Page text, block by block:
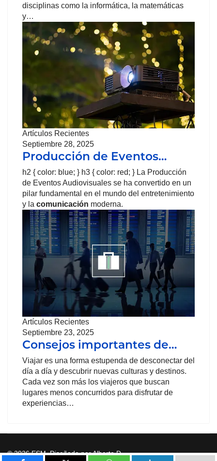
disciplinas como la informática, la matemáticas
y…
Artículos Recientes
Septiembre 28, 2025
Producción de Eventos…
h2 { color: blue; } h3 { color: red; } La Producción
de Eventos Audiovisuales se ha convertido en un
pilar fundamental en el mundo del entretenimiento
y la comunicación moderna.
Artículos Recientes
Septiembre 23, 2025
Consejos importantes de…
Viajar es una forma estupenda de desconectar del
día a día y descubrir nuevas culturas y destinos.
Cada vez son más los viajeros que buscan
lugares menos concurridos para disfrutar de
experiencias…
© 2026 ESM. Diseñado por Alberto D.